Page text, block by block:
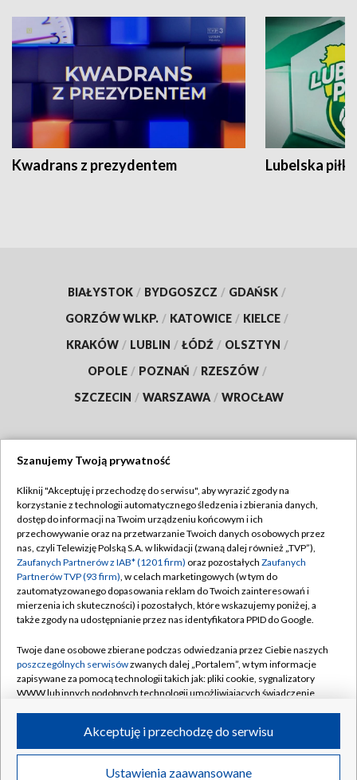
Kwadrans z prezydentem Lubelska piłka
BIAŁYSTOK / BYDGOSZCZ / GDAŃSK /
GORZÓW WLKP. / KATOWICE / KIELCE /
KRAKÓW / LUBLIN / ŁÓDŹ / OLSZTYN /
OPOLE / POZNAŃ / RZESZÓW /
SZCZECIN / WARSZAWA / WROCŁAW
TVP
Abonament TVP
Emisja w TVP
Centrum informacji TVP
Naziemna Telewizja Cyfrowa
Rada Programowa
System NOS
Informacje o nadawcy
Program dla prasy
Regulamin TVP
Polityka prywatności
Moje zgody
Pomoc
Kontakt
Kanały
©2026 Telewizja Polska S.A. w likwidacji
Szanujemy Twoją prywatność
Kliknij "Akceptuję i przechodzę do serwisu", aby wyrazić zgody na
korzystanie z technologii automatycznego śledzenia i zbierania danych,
dostęp do informacji na Twoim urządzeniu końcowym i ich
przechowywanie oraz na przetwarzanie Twoich danych osobowych przez
nas, czyli Telewizję Polską S.A. w likwidacji (zwaną dalej również „TVP”),
Zaufanych Partnerów z IAB* (1201 firm) oraz pozostałych Zaufanych
Partnerów TVP (93 firm), w celach marketingowych (w tym do
zautomatyzowanego dopasowania reklam do Twoich zainteresowań i
mierzenia ich skuteczności) i pozostałych, które wskazujemy poniżej, a
także zgody na udostępnianie przez nas identyfikatora PPID do Google.
Twoje dane osobowe zbierane podczas odwiedzania przez Ciebie naszych
poszczególnych serwisówzwanych dalej „Portalem”, w tym informacje
zapisywane za pomocą technologii takich jak: pliki cookie, sygnalizatory
WWW lub innych podobnych technologii umożliwiających świadczenie
ruchu w Internecie.
Twoje dane osobowe zbierane podczas odwiedzania przez Ciebie
Ustawienia zaawansowane
Akceptuję i przechodzę do serwisu